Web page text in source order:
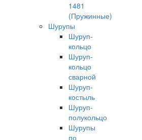
1481
(Пружинные)
Шурупы
Шуруп-
кольцо
Шуруп-
кольцо
сварной
Шуруп-
костыль
Шуруп-
полукольцо
Шурупы
по